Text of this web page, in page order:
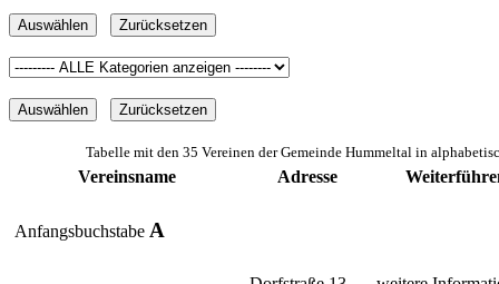
Tabelle mit den 35 Vereinen der Gemeinde Hummeltal in
Vereinsname Adresse
Anfangsbuchstabe A